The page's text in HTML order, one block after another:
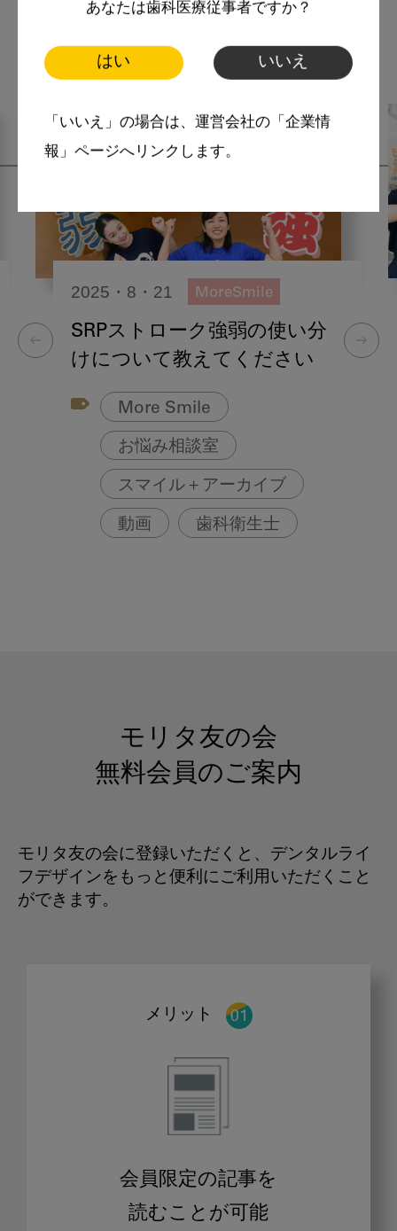
あなたは歯科医療従事者ですか？
はい いいえ
「いいえ」の場合は、運営会社の「企業情
報」ページへリンクします。
関連記事
2025・8・21 MoreSmile
SRPストローク強弱の使い分
けについて教えてください
More Smile
お悩み相談室
スマイル＋アーカイブ
動画 歯科衛生士
モリタ友の会
無料会員のご案内
モリタ友の会に登録いただくと、デンタルライ
フデザインをもっと便利にご利用いただくこと
ができます。
メリット
会員限定の記事を
読むことが可能